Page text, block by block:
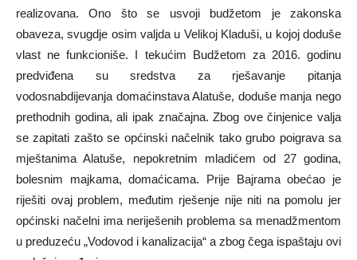
realizovana. Ono što se usvoji budžetom je zakonska
obaveza, svugdje osim valjda u Velikoj Kladuši, u kojoj doduše
vlast ne funkcioniše. I tekućim Budžetom za 2016. godinu
predviđena su sredstva za rješavanje pitanja
vodosnabdijevanja domaćinstava Alatuše, doduše manja nego
prethodnih godina, ali ipak značajna. Zbog ove činjenice valja
se zapitati zašto se općinski načelnik tako grubo poigrava sa
mještanima Alatuše, nepokretnim mladićem od 27 godina,
bolesnim majkama, domaćicama. Prije Bajrama obećao je
riješiti ovaj problem, međutim rješenje nije niti na pomolu jer
općinski načelni ima neriješenih problema sa menadžmentom
u preduzeću „Vodovod i kanalizacija“ a zbog čega ispaštaju ovi